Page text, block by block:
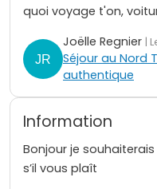
quoi voyage t'on,
Joëlle Regnier |
Séjour au Nord
authentique
Information
Bonjour je
s’il vous plaît